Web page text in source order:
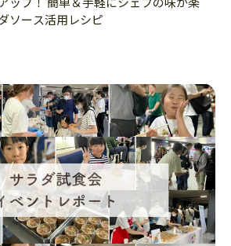
ソース活用レシピ